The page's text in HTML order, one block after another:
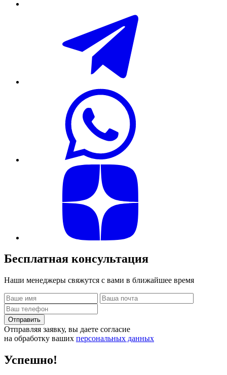
Бесплатная консультация
Наши менеджеры свяжутся с вами в ближайшее время
Отправить
Отправляя заявку, вы даете согласие
на обработку ваших персональных данных
Успешно!